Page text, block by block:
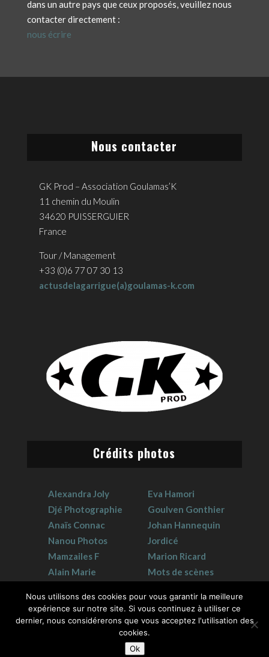
dans un autre pays que ceux proposés, veuillez nous
contacter directement :
nous écrire
Nous contacter
GK Prod – Association Goulamas’K
11 chemin du Moulin
34620 PUISSERGUIER
France
Tour / Management
+33 (0)6 77 07 30 13
actusdelagarrigue(a)goulamas-k.com
Crédits photos
Alexandra Joly
Djé Photographie
Anaïs Connac
Nanou Photos
Mamzailes F
Alain Marie
Eva Hamori
Goulven Gonthier
Johan Hannequin
Jordicé
Marion Ricard
Mots de scènes
Nous utilisons des cookies pour vous garantir la meilleure
expérience sur notre site. Si vous continuez à utiliser ce
dernier, nous considérerons que vous acceptez l'utilisation des
cookies.
Ok